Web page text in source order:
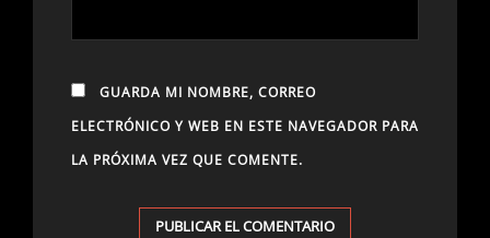
GUARDA MI NOMBRE, CORREO
ELECTRÓNICO Y WEB EN ESTE NAVEGADOR PARA
LA PRÓXIMA VEZ QUE COMENTE.